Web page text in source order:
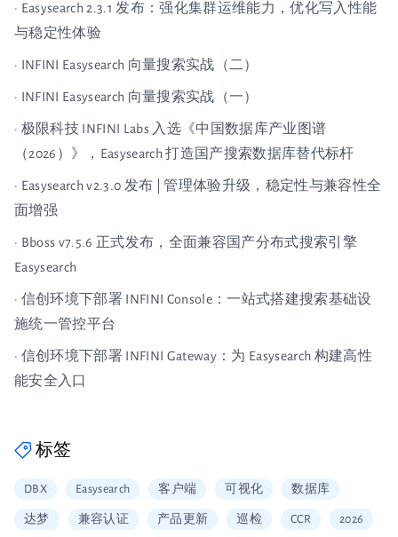
· Easysearch 2.3.1 发布：强化集群运维能力，优化写入性能
与稳定性体验
· INFINI Easysearch 向量搜索实战（二）
· INFINI Easysearch 向量搜索实战（一）
· 极限科技 INFINI Labs 入选《中国数据库产业图谱
（2026）》，Easysearch 打造国产搜索数据库替代标杆
· Easysearch v2.3.0 发布 | 管理体验升级，稳定性与兼容性全
面增强
· Bboss v7.5.6 正式发布，全面兼容国产分布式搜索引擎
Easysearch
· 信创环境下部署 INFINI Console：一站式搭建搜索基础设
施统一管控平台
· 信创环境下部署 INFINI Gateway：为 Easysearch 构建高性
能安全入口
标签
DBX Easysearch 客户端 可视化 数据库
达梦 兼容认证 产品更新 巡检 CCR 2026